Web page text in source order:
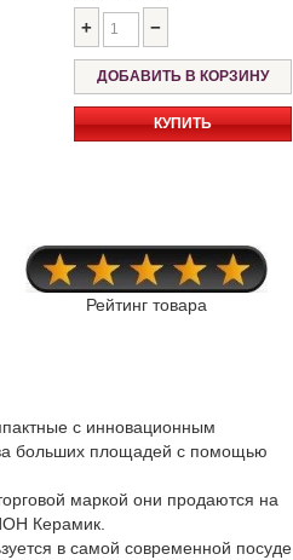
+ −
КУПИТЬ
Рейтинг товара
с инновационным
больших площадей с помощью
маркой они продаются на
Керамик.
в самой современной посуде